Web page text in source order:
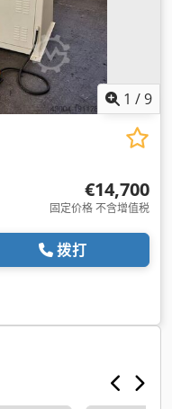
1 /9
€14,700
固定价格 不含增值税
拨打